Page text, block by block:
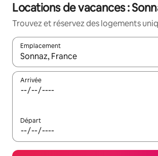
Locations de vacances :
Trouvez et réservez des logements
Emplacement
Quand les résultats sont affichés,
Arrivée
Départ